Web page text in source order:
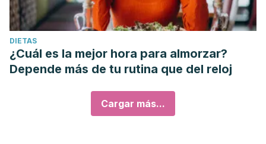
DIETAS
¿Cuál es la mejor hora para almorzar?
Depende más de tu rutina que del reloj
Cargar más...